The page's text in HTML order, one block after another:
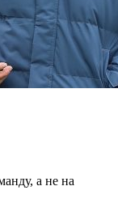
а не на